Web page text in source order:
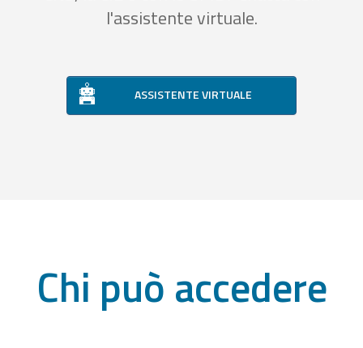
l'assistente virtuale.
ASSISTENTE VIRTUALE
Chi può accedere